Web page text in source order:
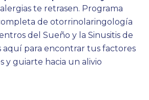
te retrasen. Programa
de otorrinolaringología
del Sueño y la Sinusitis de
aquí para encontrar tus factores
y guiarte hacia un alivio